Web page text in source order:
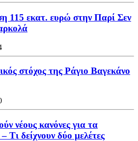
115 εκατ. ευρώ στην Παρί Σεν
στόχος της Ράγιο Βαγεκάνο
νέους κανόνες για τα
Τι δείχνουν δύο μελέτες